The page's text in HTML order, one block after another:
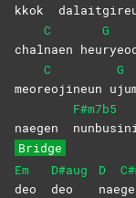
kkok dalaitgi
chal
C
naen heu
G
meor
C
eojineun u
G
naegen
F#m7b5
Bridge
Em
deo
D#aug
deo
D
naege